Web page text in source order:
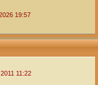
19:57
11:22